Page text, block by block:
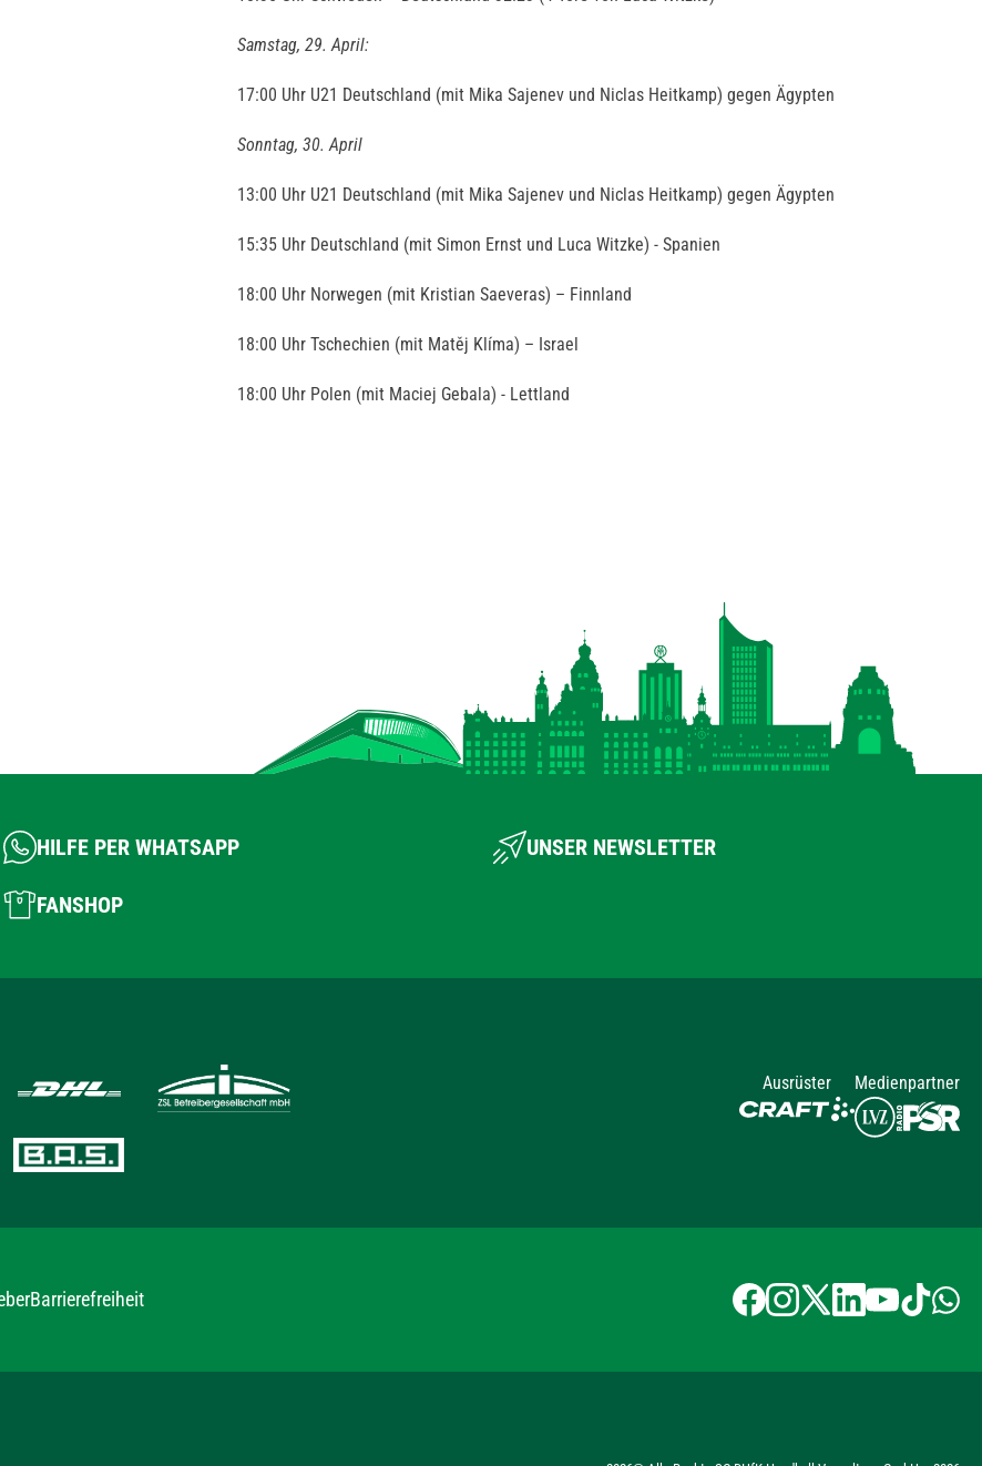
Samstag, 29. April:
17:00 Uhr U21 Deutschland (mit Mika Sajenev und Niclas Heitkamp) gegen Ägypten
Sonntag, 30. April
13:00 Uhr U21 Deutschland (mit Mika Sajenev und Niclas Heitkamp) gegen Ägypten
15:35 Uhr Deutschland (mit Simon Ernst und Luca Witzke) - Spanien
18:00 Uhr Norwegen (mit Kristian Saeveras) – Finnland
18:00 Uhr Tschechien (mit Matěj Klíma) – Israel
18:00 Uhr Polen (mit Maciej Gebala) - Lettland
HILFE PER WHATSAPP UNSER NEWSLETTER
FANSHOP
Ausrüster
Medienpartner
Barrierefreiheit